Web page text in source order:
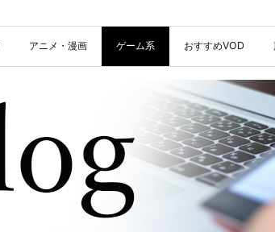
アニメ・漫画 ゲーム系 おすすめVOD